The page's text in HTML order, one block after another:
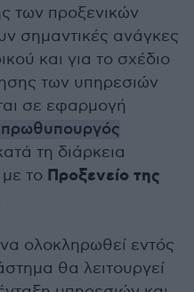
των προξενικών
σημαντικές ανάγκες
και για το σχέδιο
των υπηρεσιών
σε εφαρμογή
πρωθυπουργός
τη διάρκεια
το Προξενείο της
ολοκληρωθεί εντός
θα λειτουργεί